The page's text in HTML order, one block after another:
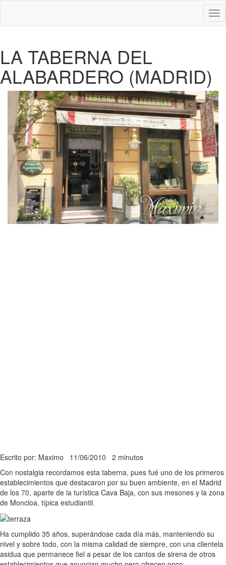
LA TABERNA DEL
ALABARDERO (MADRID)
Escrito por: Maximo 11/06/2010 2 minutos
Con nostalgia recordamos esta taberna, pues fué uno de los primeros
establecimientos que destacaron por su buen ambiente, en el Madrid
de los 70, aparte de la turística Cava Baja, con sus mesones y la zona
de Moncloa, típica estudiantil.
Ha cumplido 35 años, superándose cada día más, manteniendo su
nivel y sobre todo, con la misma calidad de siempre, con una clientela
asidua que permanece fiel a pesar de los cantos de sirena de otros